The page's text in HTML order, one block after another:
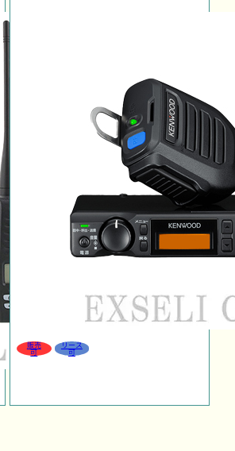
販売
可
リース
可